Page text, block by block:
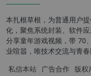
本扎根草根，为普通用户
化，聚焦系统封装、软件
分享童年游戏视频，带 70
业喧嚣，唯技术交流与青
私信本站 广告合作 版权